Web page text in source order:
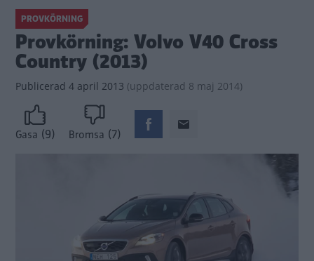
PROVKÖRNING
Provkörning: Volvo V40 Cross
Country (2013)
Publicerad 4 april 2013 (uppdaterad 8 maj 2014)
Gasa (9) Bromsa (7)